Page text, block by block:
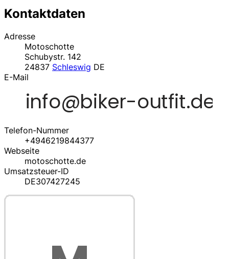
Kontaktdaten
Adresse
Motoschotte
Schubystr. 142
24837 Schleswig DE
E-Mail
Telefon-Nummer
+4946219844377
Webseite
motoschotte.de
Umsatzsteuer-ID
DE307427245